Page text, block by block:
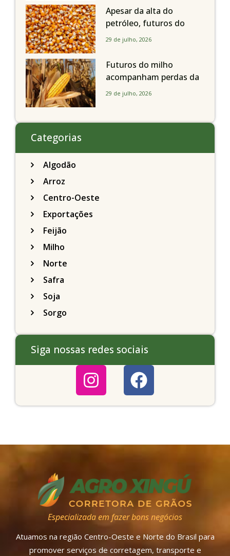
de R$ 150/sc
Apesar da alta do
petróleo, futuros do
milho recuam em
a soja nesta quarta-feira
29 de julho, 2026
Futuros do milho
acompanham perdas da
soja e fecham quarta-
29 de julho, 2026
Categorias
Algodão
Arroz
Centro-Oeste
Exportações
Feijão
Milho
Norte
Safra
Soja
Sorgo
Siga nossas redes sociais
Especializada em fazer bons negócios
Atuamos na região Centro-Oeste e Norte do Brasil para
promover serviços de corretagem, transporte e